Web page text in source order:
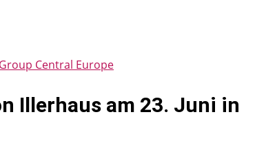
Central Europe
Illerhaus am 23. Juni in